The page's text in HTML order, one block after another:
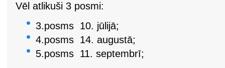
Vēl atlikuši 3 posmi:
3.posms 10. jūlijā;
4.posms 14. augustā;
5.posms 11. septembrī;